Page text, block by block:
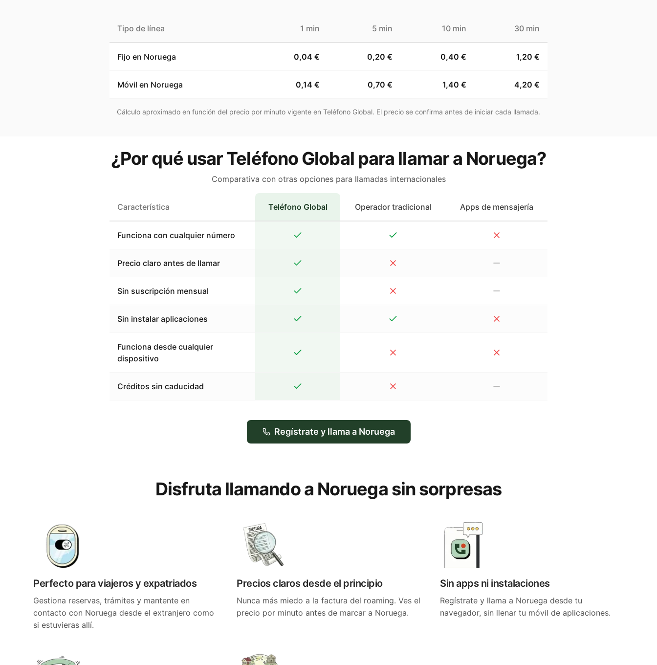
Tipo de línea 1 min 5 min 10 min 30 min
Fijo en Noruega 0,04 € 0,20 € 0,40 € 1,20 €
Móvil en Noruega 0,14 € 0,70 € 1,40 € 4,20 €
Cálculo aproximado en función del precio por minuto vigente en Teléfono Global. El precio se confirma antes de iniciar cada llamada.
¿Por qué usar Teléfono Global para llamar a Noruega?
Comparativa con otras opciones para llamadas internacionales
Característica Teléfono Global Operador tradicional Apps de mensajería
Funciona con cualquier número
Precio claro antes de llamar
Sin suscripción mensual
Sin instalar aplicaciones
Funciona desde cualquier
dispositivo
Créditos sin caducidad
Regístrate y llama a Noruega
Disfruta llamando a Noruega sin sorpresas
Perfecto para viajeros y expatriados
Gestiona reservas, trámites y mantente en
contacto con Noruega desde el extranjero como
si estuvieras allí.
Precios claros desde el principio
Nunca más miedo a la factura del roaming. Ves el
precio por minuto antes de marcar a Noruega.
Sin apps ni instalaciones
Regístrate y llama a Noruega desde tu
navegador, sin llenar tu móvil de aplicaciones.